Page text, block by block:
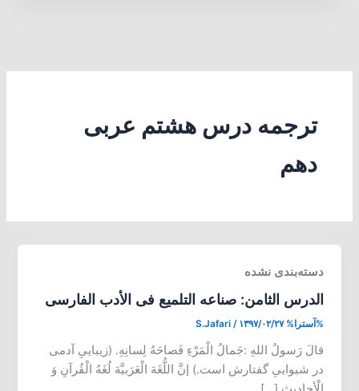
ترجمه درس هشتم عربی
دهم
دسته‌بندی نشده
الدرس الثامن: صناعه التلمیع فی الأدب الفارسی
%آسترا% S.Jafari / ۱۳۹۷/۰۲/۲۷
قالَ رَسولُ اللهِ :جَمالُ الْمَرْءِ فَصاحَهُ لِسانِهِ. (زیباییِ آدمی
در شیواییِ گفتارش است.) إنَّ اللُّغَهَ الْعَرَبیَّهَ لُغَهُ الْقُرآنِ وَ